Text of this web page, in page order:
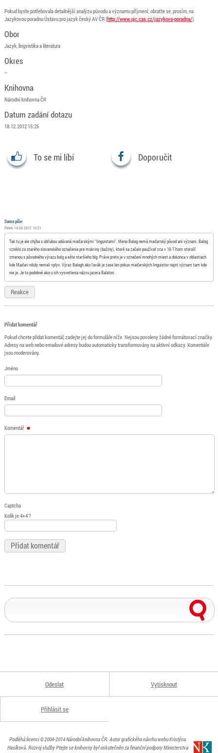
Pokud byste potřebovala detailnější analýzu původu a významu příjmení, obraťte se, prosím, na
Jazykovou poradnu Ústavu pro jazyk český AV ČR (http://www.ujc.cas.cz/jazykova-poradna/).
Obor
Jazyk, lingvistika a literatura
Okres
--
Knihovna
Národní knihovna ČR
Datum zadání dotazu
18.12.2012 15:25
To se mi líbí Doporučit
Samo píše:
Pátek 14.04.2017 10:21
Tak tu je ale chýba s obľubou udávaná maďarskými "linguistami". Meno Balog nemá maďarský pôvod ani význam. Balog
vzniklo zo starého slovanského označenia pre mokriny (bažiny), ktoré sa začalo používať cca v 10-11tom storočí
zmenou s pôvodného výrazu bolg a ešte staršieho blg. Práve preto je v označení mnohých miest a dokonca v oblastiach
kde Maďari nikdy nemali vplyv. Výraz Balogh ako ľavák je zase len pokus maďarských linguistov najst význam tam kde
nie je. Je to podobné ako u ich vysvetlenia názvu jazera Balaton.
Reakce
Přidat komentář
Pokud chcete přidat komentář, zadejte jej do formuláře níže. Nejsou povoleny žádné formátovací značky.
Adresy na web nebo emailové adresy budou automaticky transformovány na aktivní odkazy. Komentáře
jsou moderovány.
Jméno
Email
Komentář
Captcha
Kolik je 4+4 ?
Odeslat Vytisknout
Přihlásit se
Podléhá licenci© 2004-2014Národní knihovna ČR . Autor grafického návrhu webu Kristýna
Hasíková. Rozvoj služby Ptejte se knihovny byl uskutečněn za finanční podpory Ministerstva